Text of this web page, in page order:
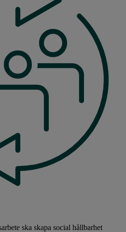
ska skapa social hållbarhet